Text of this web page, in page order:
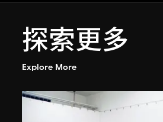
探索更多
Explore More